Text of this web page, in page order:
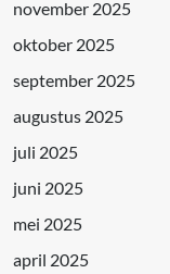
november 2025
oktober 2025
september 2025
augustus 2025
juli 2025
juni 2025
mei 2025
april 2025